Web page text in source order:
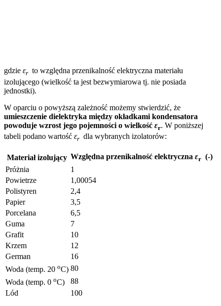
gdzie εr to względna przenikalność elektryczna materiału
izolującego (wielkość ta jest bezwymiarowa tj. nie posiada
jednostki).
W oparciu o powyższą zależność możemy stwierdzić, że
umieszczenie dielektryka między okładkami kondensatora
powoduje wzrost jego pojemności o wielkość εr. W poniższej
tabeli podano wartość εr dla wybranych izolatorów:
Materiał izolujący Względna przenikalność elektryczna εr (-)
Próżnia
1
Powietrze
1,00054
Polistyren
2,4
Papier
3,5
Porcelana
6,5
Guma
7
Grafit
10
Krzem
12
German
16
Woda (temp. 20 oC) 80
Woda (temp. 0 oC)
88
Lód
100